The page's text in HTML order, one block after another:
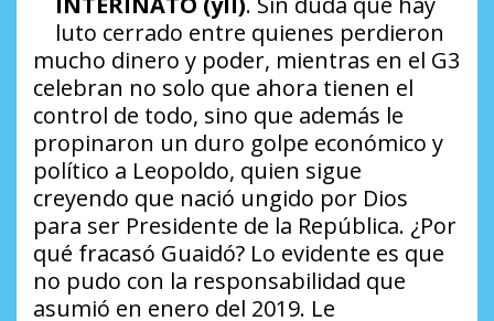
luto cerrado entre quienes perdieron
mucho dinero y poder, mientras en el G3
celebran no solo que ahora tienen el
control de todo, sino que además le
propinaron un duro golpe económico y
político a Leopoldo, quien sigue
creyendo que nació ungido por Dios
para ser Presidente de la República. ¿Por
qué fracasó Guaidó? Lo evidente es que
no pudo con la responsabilidad que
asumió en enero del 2019. Le